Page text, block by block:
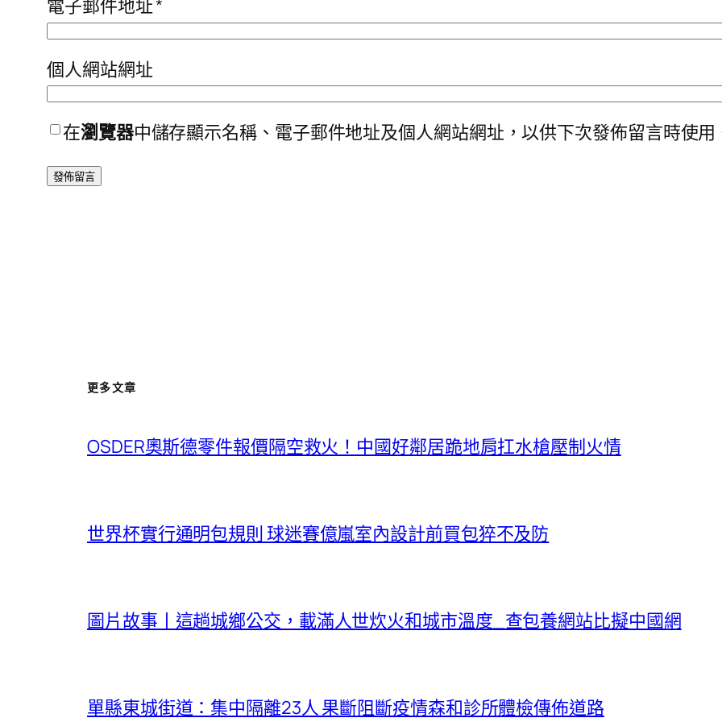
電子郵件地址*
個人網站網址
在瀏覽器中儲存顯示名稱、電子郵件地址及個人網站網址，以供下次發佈留言時使用
更多文章
OSDER奧斯德零件報價隔空救火！中國好鄰居跪地肩扛水槍壓制火情
世界杯實行通明包規則 球迷賽億嵐室內設計前買包猝不及防
圖片故事丨這趟城鄉公交，載滿人世炊火和城市溫度_查包養網站比擬中國網
單縣東城街道：集中隔離23人 果斷阻斷疫情森和診所體檢傳佈道路